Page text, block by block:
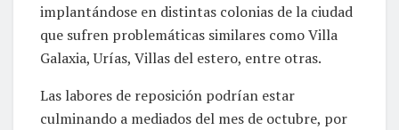
implantándose en distintas colonias de la ciudad
que sufren problemáticas similares como Villa
Galaxia, Urías, Villas del estero, entre otras.
Las labores de reposición podrían estar
culminando a mediados del mes de octubre, por